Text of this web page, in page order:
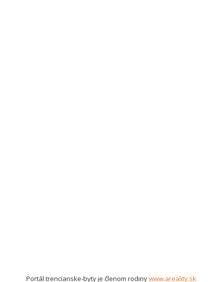
Portál trencianske-byty je členom rodinywww.areality.sk